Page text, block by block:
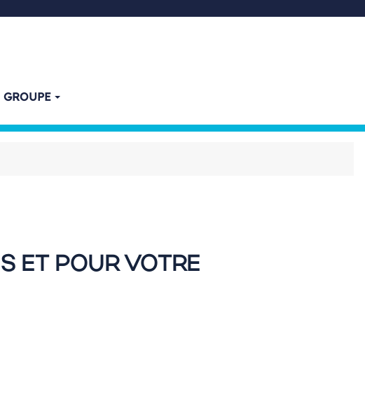
GROUPE
ET POUR VOTRE